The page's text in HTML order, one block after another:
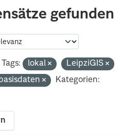
gefunden
Tags: lokal
LeipziGIS
Kategorien: